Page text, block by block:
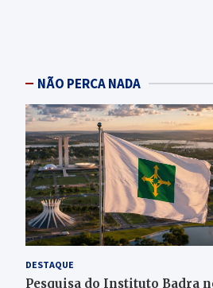
NÃO PERCA NADA
DESTAQUE
Pesquisa do Instituto Badra